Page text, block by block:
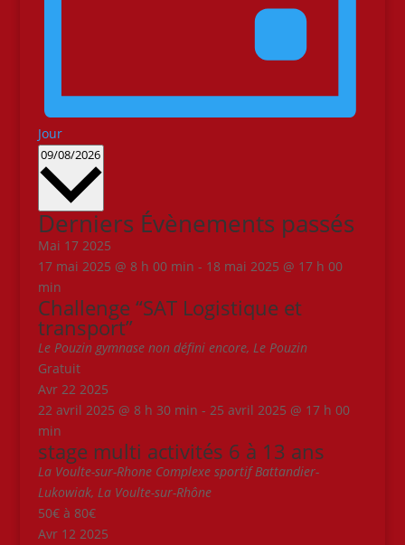
Jour
09/08/2026
Derniers Évènements passés
Mai 17 2025
17 mai 2025 @ 8 h 00 min - 18 mai 2025 @ 17 h 00
min
Challenge “SAT Logistique et
transport”
Le Pouzingymnase non défini encore, Le Pouzin
Gratuit
Avr 22 2025
22 avril 2025 @ 8 h 30 min - 25 avril 2025 @ 17 h 00
min
stage multi activités 6 à 13 ans
La Voulte-sur-Rhone Complexe sportif Battandier-
Lukowiak, La Voulte-sur-Rhône
50€ à 80€
Avr 12 2025